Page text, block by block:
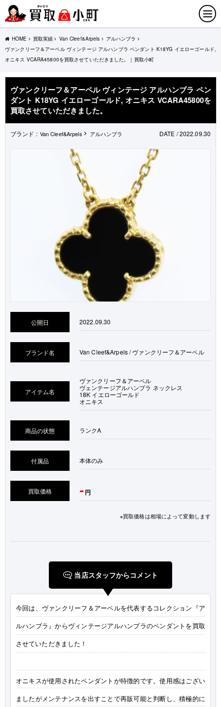
HOME 買取実績 Van Cleef&Arpels
アルハンブラ
ヴァンクリーフ＆アーペル ヴィンテージ アルハンブラ ペンダント K18YG イエローゴールド,
オニキス VCARA45800を買取させていただきました。｜買取小町
ヴァンクリーフ＆アーペル ヴィンテージ アルハンブラ ペン
ダント K18YG イエローゴールド, オニキス VCARA45800を
買取させていただきました。
ブランド : Van Cleef&Arpels アルハンブラ DATE / 2022.09.30
公開日 2022.09.30
ブランド名 Van Cleef&Arpels / ヴァンクリーフ＆アーペル
アイテム名
ヴァンクリーフ＆アーペル
ヴェンテージアルハンブラ ネックレス
18K イエローゴールド
オニキス
商品の状態 ランクA
付属品 本体のみ
買取価格 - 円
※買取価格は相場によって変動します
当店スタッフからコメント
今回は、ヴァンクリーフ＆アーペルを代表するコレクション『ア
ルハンブラ』からヴィンテージアルハンブラのペンダントを買取
させていただきました！
オニキスが使用されたペンダントが特徴的です。使用感はござい
ましたがメンテナンスを出すことで再販可能と判断し、積極的に